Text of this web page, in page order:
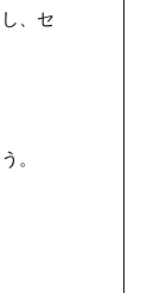
、セ
。